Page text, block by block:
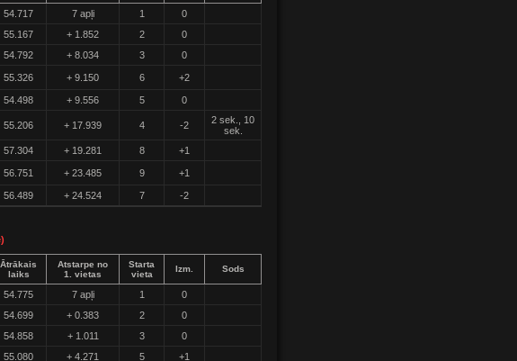
54.717 7 apļi 1
0
55.167 + 1.852 2
0
54.792 + 8.034 3 0
55.326 + 9.150 6 +2
54.498 + 9.556 5 0
55.206 + 17.939 4 -2
2 sek., 10
sek.
57.304 + 19.281 8 +1
56.751 + 23.485 9 +1
56.489 + 24.524 7 -2
Ātrākais
laiks
Atstarpe no
1. vietas
Starta
vieta
Izm. Sods
54.775 7 apļi 1
0
54.699 + 0.383 2
0
54.858 + 1.011 3
0
55.080 + 4.271 5
+1